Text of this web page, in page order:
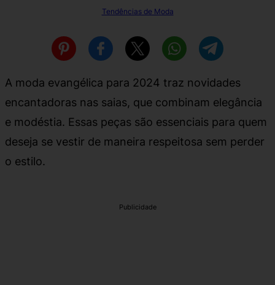
Tendências de Moda
A moda evangélica para 2024 traz novidades
encantadoras nas saias, que combinam elegância
e modéstia. Essas peças são essenciais para quem
deseja se vestir de maneira respeitosa sem perder
o estilo.
Publicidade